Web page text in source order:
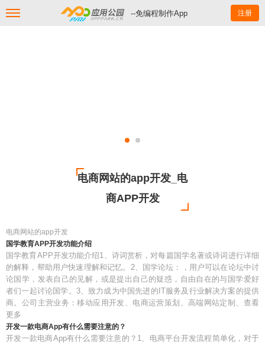
--免编程制作App 注册
电商网站的app开发_电
商APP开发
电商网站的app开发
国学教育APP开发功能介绍
国学教育APP开发功能介绍1、诗词赏析，对每篇国学名著或诗词进行详细
的解释，帮助用户快速理解和记忆。2、国学论坛：，用户可以在论坛中讨
论国学，发表自己的见解，或是提出自己的疑惑，自由自在的与国学爱好
者们一起讨论国学。3、致力成为中国先进的IT服务及行业解决方案的提供
商。公司主营业务：移动应用开发、电商运营策划、高端网站定制、查看
更多
开发一款电商App有什么需要注意的？
开发一款电商App有什么需要注意的？1、电商平台开发流程简单化，对于